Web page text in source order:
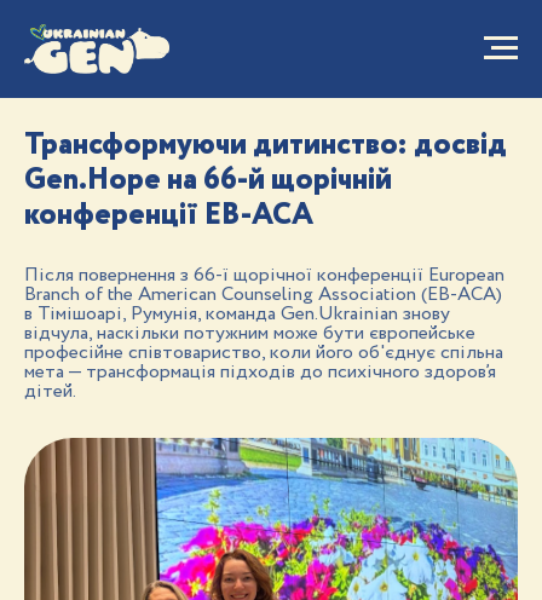
Трансформуючи дитинство: досвід
Gen.Hope на 66-й щорічній
конференції EB-ACA
Після повернення з 66-ї щорічної конференції European
Branch of the American Counseling Association (EB-ACA)
в Тімішоарі, Румунія, команда Gen.Ukrainian знову
відчула, наскільки потужним може бути європейське
професійне співтовариство, коли його об'єднує спільна
мета — трансформація підходів до психічного здоров’я
дітей.